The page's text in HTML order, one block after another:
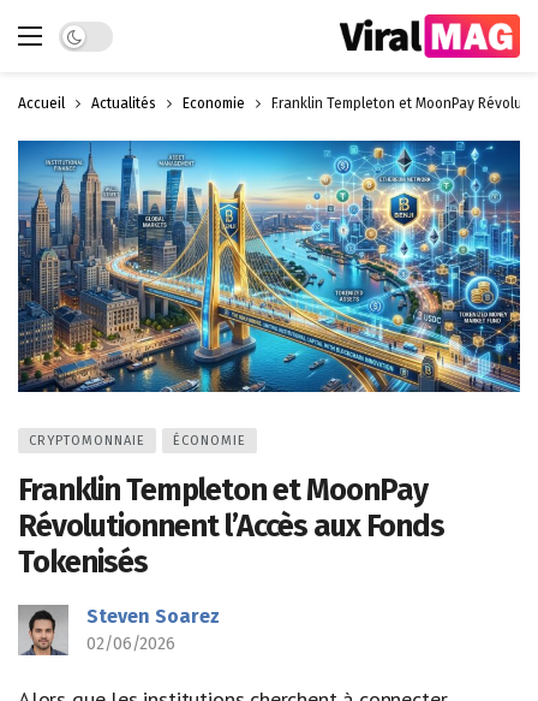
Dark mode
Accueil Actualités Économie Franklin Templeton et MoonPay
CRYPTOMONNAIE ÉCONOMIE
Franklin Templeton et MoonPay
Révolutionnent l’Accès aux Fonds
Tokenisés
Steven Soarez
02/06/2026